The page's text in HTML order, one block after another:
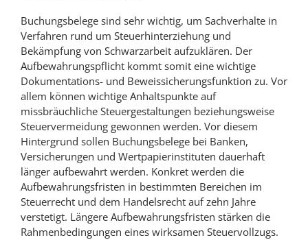
Buchungsbelege sind sehr wichtig, um Sachverhalte in
Verfahren rund um Steuerhinterziehung und
Bekämpfung von Schwarzarbeit aufzuklären. Der
Aufbewahrungspflicht kommt somit eine wichtige
Dokumentations- und Beweissicherungsfunktion zu. Vor
allem können wichtige Anhaltspunkte auf
missbräuchliche Steuergestaltungen beziehungsweise
Steuervermeidung gewonnen werden. Vor diesem
Hintergrund sollen Buchungsbelege bei Banken,
Versicherungen und Wertpapierinstituten dauerhaft
länger aufbewahrt werden. Konkret werden die
Aufbewahrungsfristen in bestimmten Bereichen im
Steuerrecht und dem Handelsrecht auf zehn Jahre
verstetigt. Längere Aufbewahrungsfristen stärken die
Rahmenbedingungen eines wirksamen Steuervollzugs.